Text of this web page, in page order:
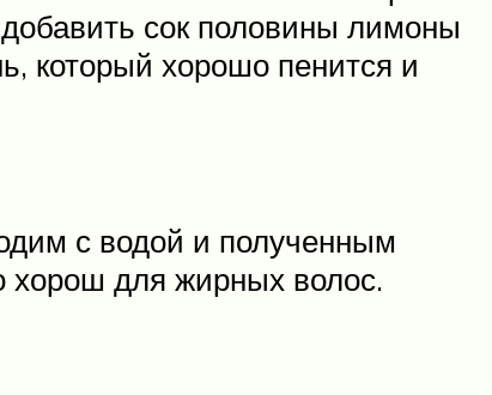
сок половины лимоны
который хорошо пенится и
с водой и полученным
хорош для жирных волос.